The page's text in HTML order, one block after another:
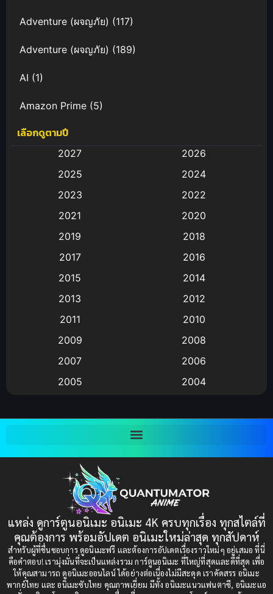
Adventure (ผจญภัย) (117)
Adventure (ผจญภัย) (189)
AI (1)
Amazon Prime (5)
Anal (ประตูหลัง)
Animation การ์ตูน
Animation อนิเมะ
Animation แอนิเมชัน
(9)
Big tits (นมใหญ่)
Bitch (ผู้หญิงร่าน)
Bondage (ทาส)(1)
(1)
Censored (เซ็นเซอร์)(19)
Comedy (ตลก)(235)
Comedy (ตลก)(85)
เลือกดูตามปี
2027
2026
2025
2024
2023
2022
2021
2020
2019
2018
2017
2016
2015
2014
2013
2012
2011
2010
2009
2008
2007
2006
2005
2004
2001
2000
1997
1993
1991
1989
1988
1987
1985
1984
1983
1982
1981
แหล่ง ดูการ์ตูนอนิเมะ อนิเมะ 4K ครบทุกเรื่อง ทุกสไตล์ที่
คุณต้องการ พร้อมอัปเดต อนิเมะใหม่ล่าสุด ทุกสัปดาห์
สำหรับผู้ที่ชื่นชอบการ ดูอนิเมะฟรี และต้องการอัปเดตเรื่องราวใหม่ๆ อยู่เสมอ ที่นี่
คือคำตอบ! เรามุ่งมั่นที่จะเป็นแหล่งรวม การ์ตูนอนิเมะ ที่ใหญ่ที่สุดและดีที่สุด เพื่อ
ให้คุณสามารถ ดูอนิเมะออนไลน์ ได้อย่างต่อเนื่องไม่มีสะดุด เราคัดสรร อนิเมะ
พากย์ไทย และ อนิเมะซับไทย คุณภาพเยี่ยม มีทั้ง อนิเมะแนวแฟนตาซี, อนิเมะแอ